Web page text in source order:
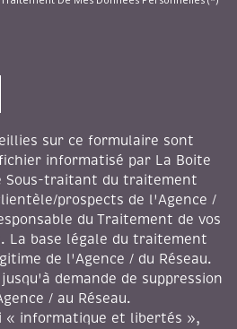
sur ce formulaire sont
informatisé par La Boite
Sous-traitant du traitement
prospects de l'Agence /
du Traitement de vos
La base légale du traitement
de l'Agence / du Réseau.
demande de suppression
/ au Réseau.
« informatique et libertés »,